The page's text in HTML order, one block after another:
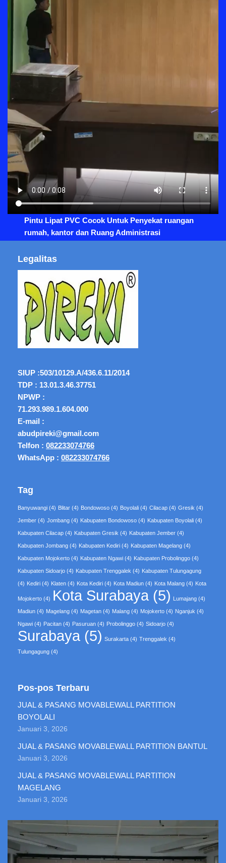
Pintu Lipat PVC Cocok Untuk Penyekat ruangan
rumah, kantor dan Ruang Administrasi
Legalitas
SIUP :503/10129.A/436.6.11/2014
TDP : 13.01.3.46.37751
NPWP :
71.293.989.1.604.000
E-mail :
abudpireki@gmail.com
Telfon : 082233074766
WhatsApp : 082233074766
Tag
Banyuwangi (4) Blitar (4) Bondowoso (4) Boyolali (4) Cilacap (4) Gresik (4)
Jember (4) Jombang (4) Kabupaten Bondowoso (4) Kabupaten Boyolali (4)
Kabupaten Cilacap (4) Kabupaten Gresik (4) Kabupaten Jember (4)
Kabupaten Jombang (4) Kabupaten Kediri (4) Kabupaten Magelang (4)
Kabupaten Mojokerto (4) Kabupaten Ngawi (4) Kabupaten Probolinggo (4)
Kabupaten Sidoarjo (4) Kabupaten Trenggalek (4) Kabupaten Tulungagung
(4) Kediri (4) Klaten (4) Kota Kediri (4) Kota Madiun (4) Kota Malang (4) Kota
Mojokerto (4) Kota Surabaya (5) Lumajang (4)
Madiun (4) Magelang (4) Magetan (4) Malang (4) Mojokerto (4) Nganjuk (4)
Ngawi (4) Pacitan (4) Pasuruan (4) Probolinggo (4) Sidoarjo (4)
Surabaya (5) Surakarta (4) Trenggalek (4)
Tulungagung (4)
Pos-pos Terbaru
JUAL & PASANG MOVABLEWALL PARTITION
BOYOLALI
Januari 3, 2026
JUAL & PASANG MOVABLEWALL PARTITION BANTUL
Januari 3, 2026
JUAL & PASANG MOVABLEWALL PARTITION
MAGELANG
Januari 3, 2026